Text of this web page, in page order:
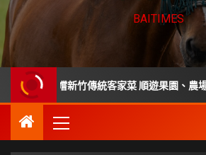
BAITIMES
新竹傳統客家菜 順遊果園、農場與歷史景點